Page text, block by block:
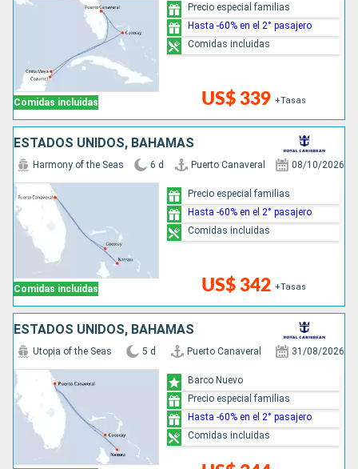
Comidas incluidas US$ 339 +Tasas
Precio especial familias
Hasta -60% en el 2° pasajero
Comidas incluidas
ESTADOS UNIDOS, BAHAMAS
Comidas incluidas
Harmony of the Seas 6 d Puerto Canaveral 08/10/2026
US$ 342 +Tasas
Precio especial familias
Hasta -60% en el 2° pasajero
Comidas incluidas
ESTADOS UNIDOS, BAHAMAS
Utopia of the Seas 5 d Puerto Canaveral 31/08/2026
Barco Nuevo
Precio especial familias
Hasta -60% en el 2° pasajero
Comidas incluidas